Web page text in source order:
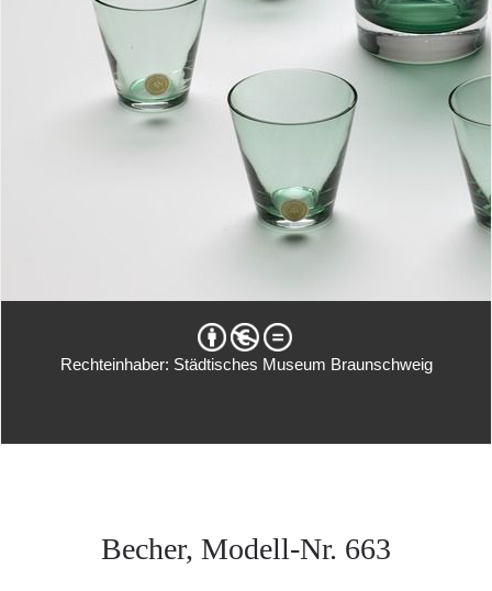
Rechteinhaber: Städtisches Museum Braunschweig
Becher, Modell-Nr. 663